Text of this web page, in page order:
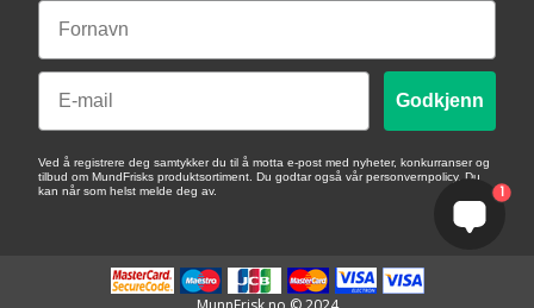
Email
Godkjenn
Ved å registrere deg samtykker du til å motta e-post med nyheter, konkurranser og
tilbud om MundFrisks produktsortiment. Du godtar også vår personvernpolicy. Du
kan når som helst melde deg av.
1